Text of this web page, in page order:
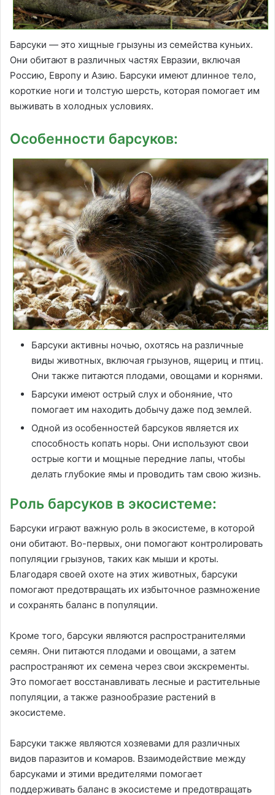
Барсуки — это хищные грызуны из семейства куньих.
Они обитают в различных частях Евразии, включая
Россию, Европу и Азию. Барсуки имеют длинное тело,
короткие ноги и толстую шерсть, которая помогает им
выживать в холодных условиях.
Особенности барсуков:
Барсуки активны ночью, охотясь на различные
виды животных, включая грызунов, ящериц и птиц.
Они также питаются плодами, овощами и корнями.
Барсуки имеют острый слух и обоняние, что
помогает им находить добычу даже под землей.
Одной из особенностей барсуков является их
способность копать норы. Они используют свои
острые когти и мощные передние лапы, чтобы
делать глубокие ямы и проводить там свою жизнь.
Роль барсуков в экосистеме:
Барсуки играют важную роль в экосистеме, в которой
они обитают. Во-первых, они помогают контролировать
популяции грызунов, таких как мыши и кроты.
Благодаря своей охоте на этих животных, барсуки
помогают предотвращать их избыточное размножение
и сохранять баланс в популяции.
Кроме того, барсуки являются распространителями
семян. Они питаются плодами и овощами, а затем
распространяют их семена через свои экскременты.
Это помогает восстанавливать лесные и растительные
популяции, а также разнообразие растений в
экосистеме.
Барсуки также являются хозяевами для различных
видов паразитов и комаров. Взаимодействие между
барсуками и этими вредителями помогает
поддерживать баланс в экосистеме и предотвращать